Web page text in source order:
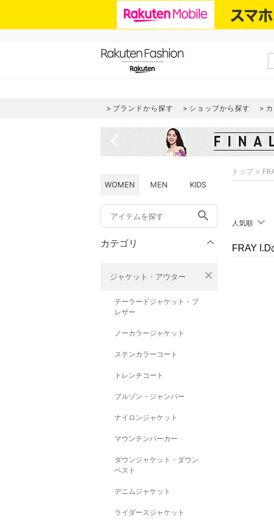
ブランドから探す ショップから探す
WOMEN MEN KIDS
search
カテゴリ
ジャケット・アウター close
テーラードジャケット・ブ
レザー
ノーカラージャケット
ステンカラーコート
トレンチコート
ブルゾン・ジャンパー
ナイロンジャケット
マウンテンパーカー
ダウンジャケット・ダウン
ベスト
デニムジャケット
ライダースジャケット
トップ
人気順
FRAY